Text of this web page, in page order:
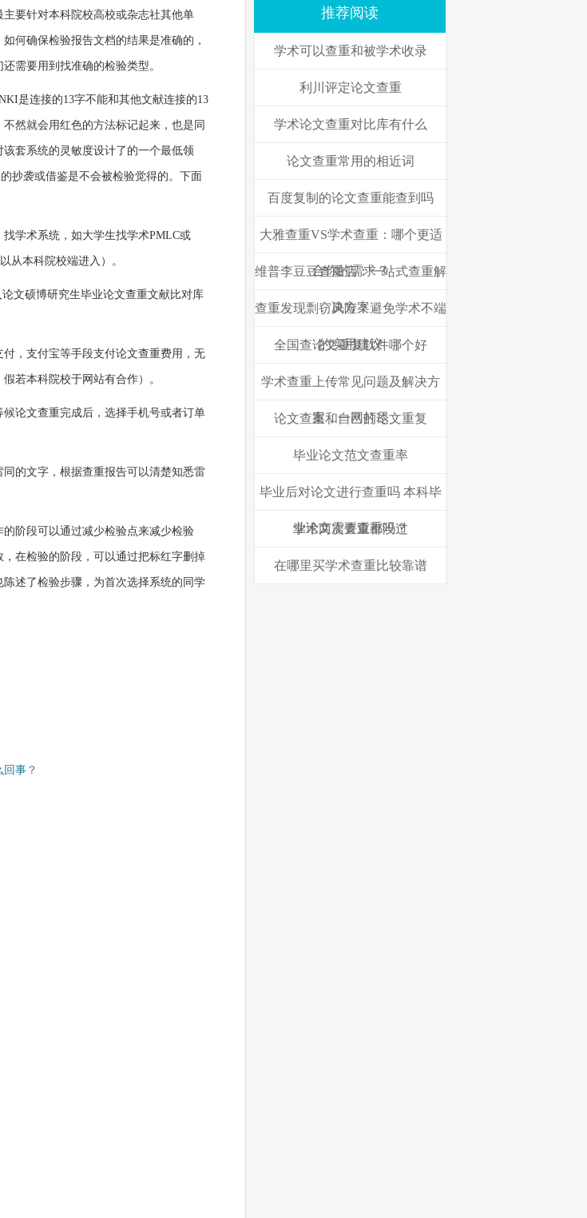
要针对本科院校高校或杂志社其他单
何确保检验报告文档的结果是准确的，
需要用到找准确的检验类型。
是连接的13字不能和其他文献连接的13
然就会用红色的方法标记起来，也是同
套系统的灵敏度设计了的一个最低领
抄袭或借鉴是不会被检验觉得的。下面
学术系统，如大学生找学术PMLC或
从本科院校端进入）。
文硕博研究生毕业论文查重文献比对库
，支付宝等手段支付论文查重费用，无
若本科院校于网站有合作）。
论文查重完成后，选择手机号或者订单
的文字，根据查重报告可以清楚知悉雷
阶段可以通过减少检验点来减少检验
在检验的阶段，可以通过把标红字删掉
述了检验步骤，为首次选择系统的同学
事？
推荐阅读
学术可以查重和被学术收录
利川评定论文查重
学术论文查重对比库有什么
论文查重常用的相近词
百度复制的论文查重能查到吗
大雅查重VS学术查重：哪个更适
合你的需求？
维普李豆豆查重店：一站式查重解
决方案
查重发现剽窃风险？避免学术不端
的实用建议
全国查论文重复软件哪个好
学术查重上传常见问题及解决方
案，一网打尽
论文查重和自己的论文重复
毕业论文范文查重率
毕业后对论文进行查重吗 本科毕
业论文需要查重吗？
学术两次查重都没过
在哪里买学术查重比较靠谱